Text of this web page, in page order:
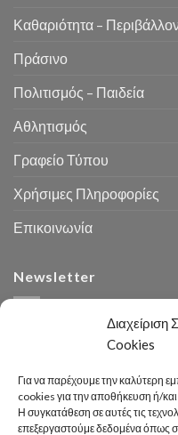
Διαχείριση
Cookies
Για να παρέχουμε την καλύτερη
cookies για την αποθήκευση ή/
Η συγκατάθεση σε αυτές τις
επεξεργαστούμε δεδομένα όπως
Καθαριότητα –
Πράσινο
Πολιτισμός – Παιδεία
Αθλητισμός
Γραφείο Τύπου
Χρήσιμες Πληροφορίες
Επικοινωνία
Newsletter
Αναζήτηση